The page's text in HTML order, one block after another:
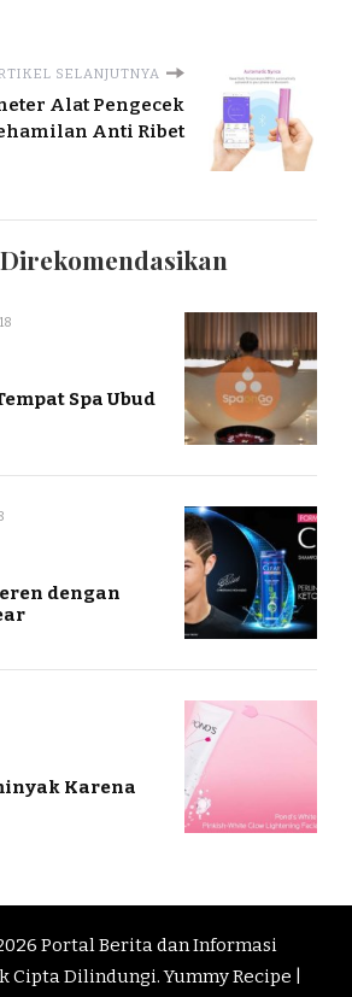
SELANJUTNYA
Alat Pengecek
Anti Ribet
Spa Ubud
dengan
Karena
Portal Berita dan Informasi
Cipta Dilindungi.Yummy Recipe |